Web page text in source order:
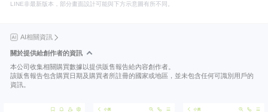
LINE非最新版本，部分畫面設計可能與下方示意圖有所不同。
AI相關資訊
關於提供給創作者的資訊
本公司收集相關購買數據以提供販售報告給內容創作者。
該販售報告包含購買日期及購買者所註冊的國家或地區，並未包含任何可識別用戶的
資訊。